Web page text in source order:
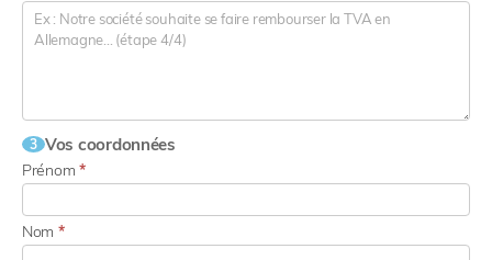
3 Vos coordonnées
Prénom*
Nom *